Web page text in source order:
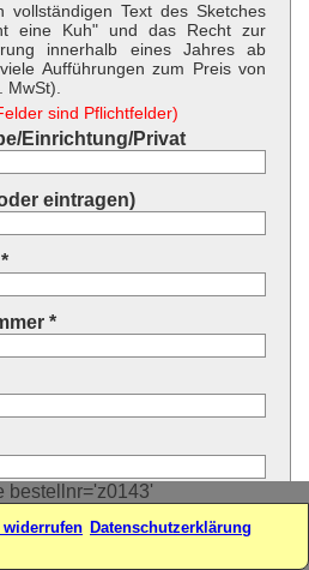
bestellnr='z0143'
vollständigen Text des Sketches
eine Kuh" und das Recht zur
innerhalb eines Jahres ab
Aufführungen zum Preis von
sind Pflichtfelder)
Einrichtung/Privat
eintragen)
*
eintragen)
widerrufen Datenschutzerklärung